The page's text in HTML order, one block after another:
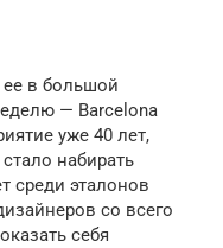
ее в большой
— Barcelona
уже 40 лет,
набирать
среди эталонов
со всего
себя